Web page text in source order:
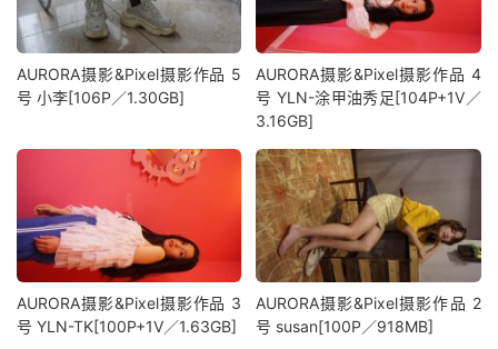
AURORA摄影&Pixel摄影作品 5
号 小李[106P／1.30GB]
AURORA摄影&Pixel摄影作品 4
号 YLN-涂甲油秀足[104P+1V／
3.16GB]
AURORA摄影&Pixel摄影作品 3
号 YLN-TK[100P+1V／1.63GB]
AURORA摄影&Pixel摄影作品 2
号 susan[100P／918MB]